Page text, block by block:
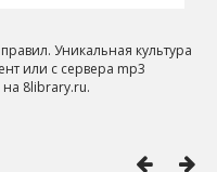
Уникальная культура
или с сервера mp3
на 8library.ru.